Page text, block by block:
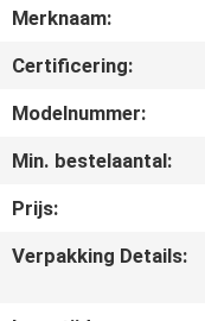
CONTACTEER
ONS
Merknaam:
Certificering:
Modelnummer:
Min. bestelaantal:
Prijs:
Verpakking Details: